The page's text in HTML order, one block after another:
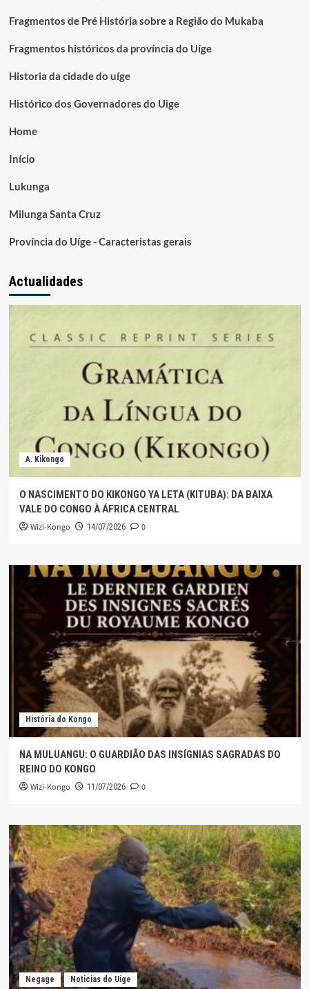
Fragmentos de Pré História sobre a Região do Mukaba
Fragmentos históricos da província do Uíge
Historia da cidade do uíge
Histórico dos Governadores do Uige
Home
Início
Lukunga
Milunga Santa Cruz
Província do Uíge - Caracteristas gerais
Actualidades
A. Kikongo
O NASCIMENTO DO KIKONGO YA LETA (KITUBA): DA BAIXA
VALE DO CONGO À ÁFRICA CENTRAL
Wizi-Kongo 14/07/2026 0
História do Kongo
NA MULUANGU: O GUARDIÃO DAS INSÍGNIAS SAGRADAS DO
REINO DO KONGO
Wizi-Kongo 11/07/2026 0
Negage Noticias do Uige